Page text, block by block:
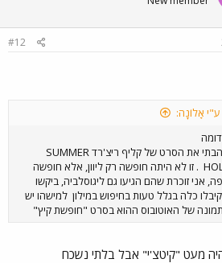
#12
אָלוֹנָה:
איך אהבתי את הסרט של קליף ריצ'רד SUMMER
. זו לא היתה חופשה רק ליוון, אלא חופשה
אני זוכרת שהם הגיעו גם ליגוסלביה, ביקשו
כלה בגלל טעות בחיפוש במילון למישהו יש
של האוטובוס ההוא בסרט "חופשת קיץ"
מעט "קיטצ'י" אבל בלתי נשכח